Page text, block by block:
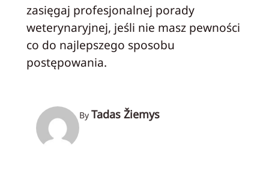
zasięgaj profesjonalnej porady
weterynaryjnej, jeśli nie masz pewności
co do najlepszego sposobu
postępowania.
By Tadas Žiemys